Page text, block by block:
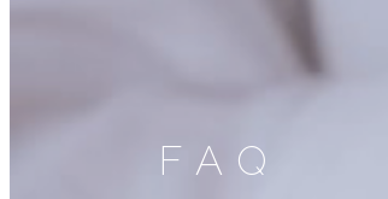
FAQ